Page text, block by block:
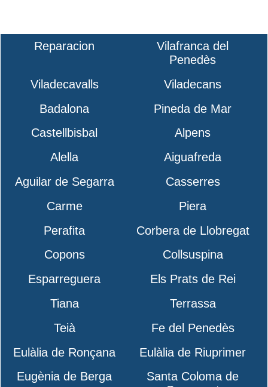
Reparacion
Vilafranca del
Penedès
Viladecavalls
Viladecans
Badalona
Pineda de Mar
Castellbisbal
Alpens
Alella
Aiguafreda
Aguilar de Segarra
Casserres
Carme
Piera
Perafita
Corbera de Llobregat
Copons
Collsuspina
Esparreguera
Els Prats de Rei
Tiana
Terrassa
Teià
Fe del Penedès
Eulàlia de Ronçana
Eulàlia de Riuprimer
Eugènia de Berga
Santa Coloma de